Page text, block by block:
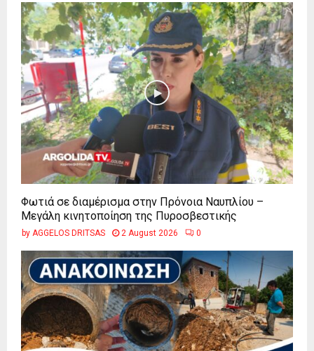
Φωτιά σε διαμέρισμα στην Πρόνοια Ναυπλίου –
Μεγάλη κινητοποίηση της Πυροσβεστικής
by AGGELOS DRITSAS 2 August 2026 0